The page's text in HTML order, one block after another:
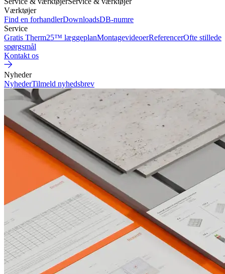
Værktøjer
Find en forhandlerDownloadsDB-numre
Service
Gratis Therm25™ læggeplanMontagevideoerReferencerOfte stillede
spørgsmål
Kontakt os
Nyheder
NyhederTilmeld nyhedsbrev